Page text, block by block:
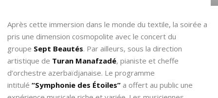
Après cette immersion dans le monde du textile, la soirée a
pris une dimension cosmopolite avec le concert du
groupe Sept Beautés. Par ailleurs, sous la direction
artistique de Turan Manafzadé, pianiste et cheffe
d’orchestre azerbaïdjanaise. Le programme
intitulé “Symphonie des Étoiles” a offert au public une